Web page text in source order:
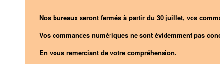
Nos bureaux seront fermés à partir du 30 juillet, vos
Vos commandes numériques ne sont évidemment pas
En vous remerciant de votre compréhension.